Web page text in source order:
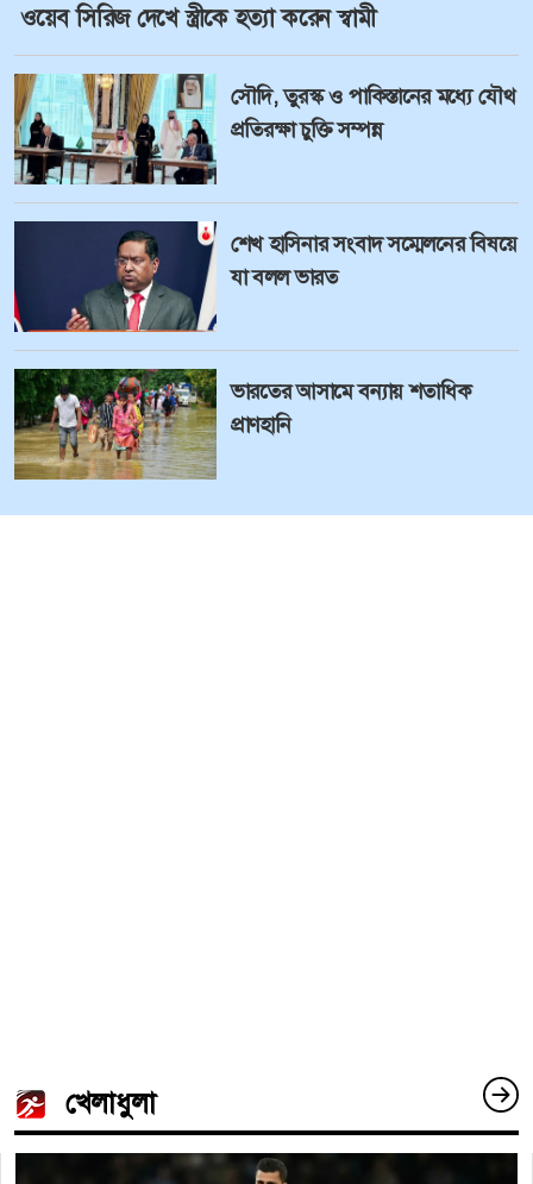
ওয়েব সিরিজ দেখে স্ত্রীকে হত্যা করেন স্বামী
সৌদি, তুরস্ক ও পাকিস্তানের মধ্যে যৌথ
প্রতিরক্ষা চুক্তি সম্পন্ন
শেখ হাসিনার সংবাদ সম্মেলনের বিষয়ে
যা বলল ভারত
ভারতের আসামে বন্যায় শতাধিক
প্রাণহানি
খেলাধুলা